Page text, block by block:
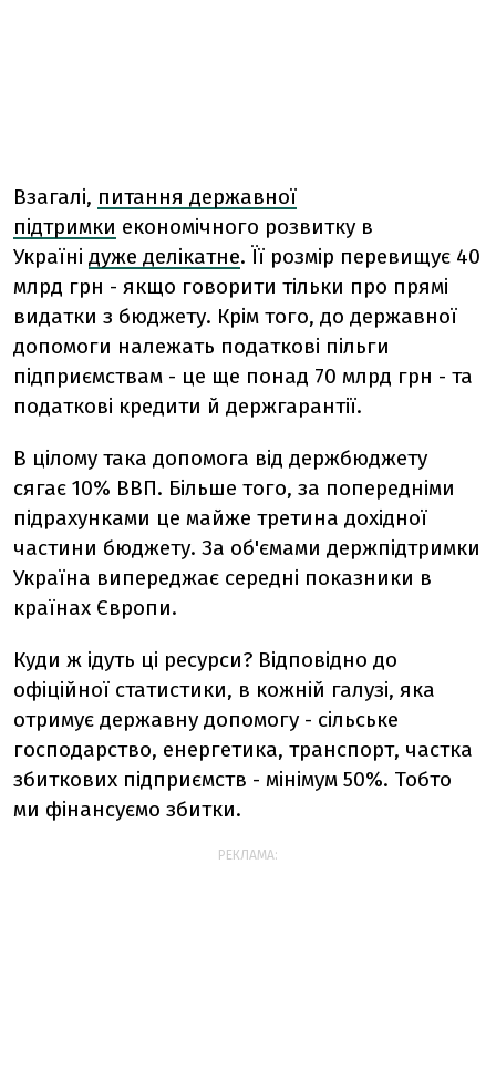
Взагалі, питання державної
підтримки економічного розвитку в
Україні дуже делікатне. Її розмір перевищує 40
млрд грн - якщо говорити тільки про прямі
видатки з бюджету. Крім того, до державної
допомоги належать податкові пільги
підприємствам - це ще понад 70 млрд грн - та
податкові кредити й держгарантії.
В цілому така допомога від держбюджету
сягає 10% ВВП. Більше того, за попередніми
підрахунками це майже третина дохідної
частини бюджету. За об'ємами держпідтримки
Україна випереджає середні показники в
країнах Європи.
Куди ж ідуть ці ресурси? Відповідно до
офіційної статистики, в кожній галузі, яка
отримує державну допомогу - сільське
господарство, енергетика, транспорт, частка
збиткових підприємств - мінімум 50%. Тобто
ми фінансуємо збитки.
РЕКЛАМА: